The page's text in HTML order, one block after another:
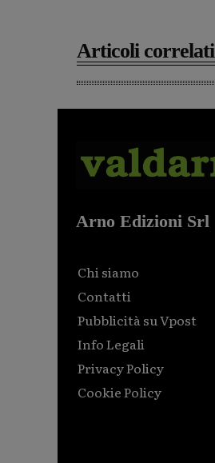
Articoli correlati
Arno Edizioni Srl
Chi siamo
Contatti
Pubblicità su Vpost
Info Legali
Privacy Policy
Cookie Policy